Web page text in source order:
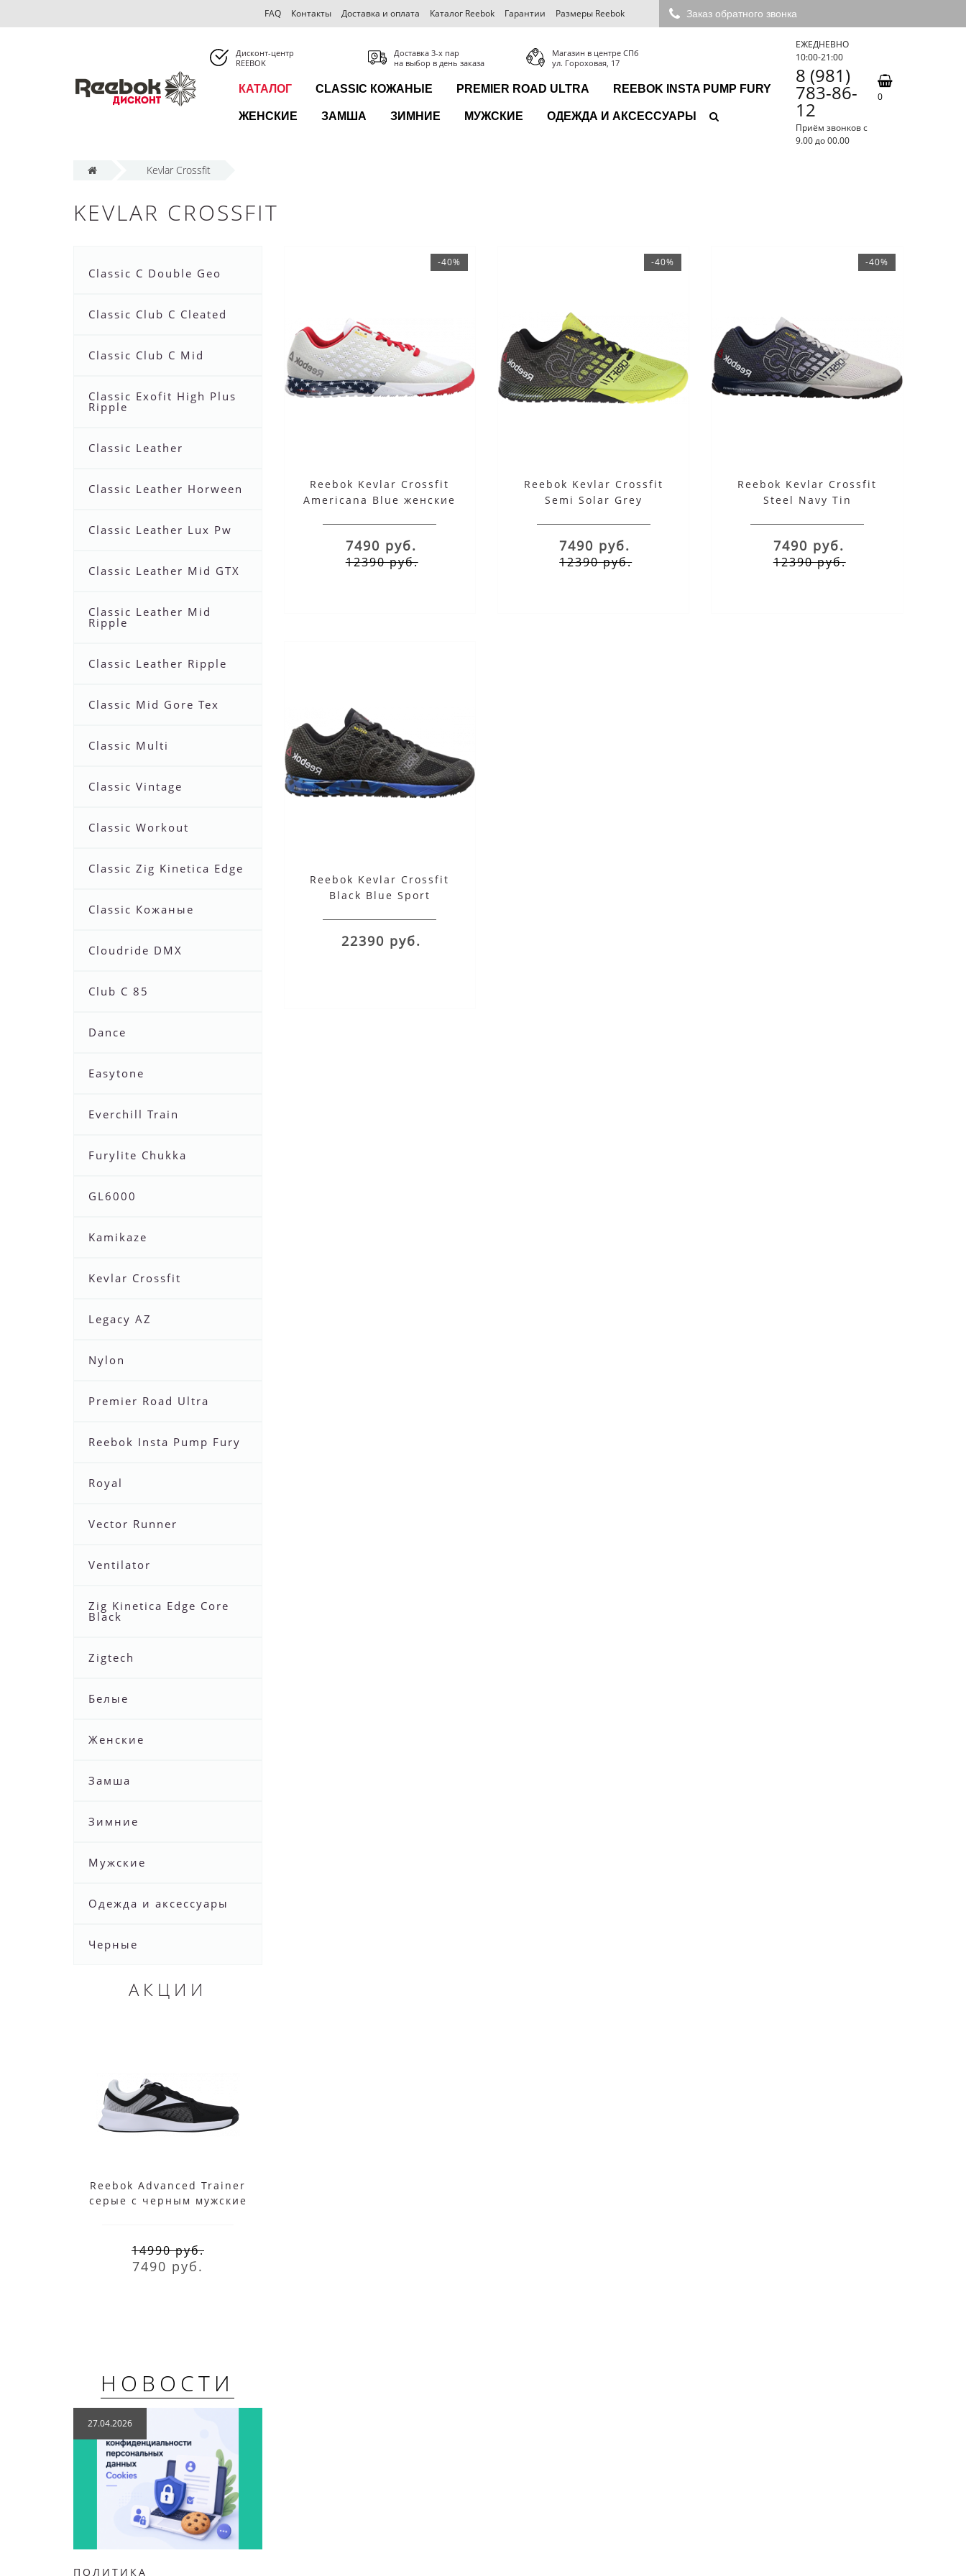
FAQ Контакты Доставка и оплата Каталог Reebok Гарантии Размеры Reebok Заказ обратного звонка
Дисконт-центр
REEBOK
Доставка 3-x пар
на выбор в день заказа
Магазин в центре СПб
ул. Гороховая, 17
КАТАЛОГ CLASSIC КОЖАНЫЕ PREMIER ROAD ULTRA REEBOK INSTA PUMP FURY
ЖЕНСКИЕ ЗАМША ЗИМНИЕ МУЖСКИЕ ОДЕЖДА И АКСЕССУАРЫ
ЕЖЕДНЕВНО
10:00-21:00
8 (981)
783-86-
12
Приём звонков с
9.00 до 00.00
0
Kevlar Crossfit
KEVLAR CROSSFIT
Classic C Double Geo
Classic Club C Cleated
Classic Club C Mid
Classic Exofit High Plus
Ripple
Classic Leather
Classic Leather Horween
Classic Leather Lux Pw
Classic Leather Mid GTX
Classic Leather Mid
Ripple
Classic Leather Ripple
Classic Mid Gore Tex
Classic Multi
Classic Vintage
Classic Workout
Classic Zig Kinetica Edge
Classic Кожаные
Cloudride DMX
Club C 85
Dance
Easytone
Everchill Train
Furylite Chukka
GL6000
Kamikaze
Kevlar Crossfit
Legacy AZ
Nylon
Premier Road Ultra
Reebok Insta Pump Fury
Royal
Vector Runner
Ventilator
Zig Kinetica Edge Core
Black
Zigtech
Белые
Женские
Замша
Зимние
Мужские
Одежда и аксессуары
Черные
АКЦИИ
Reebok Advanced Trainer
серые с черным мужские
14990 руб.
7490 руб.
НОВОСТИ
27.04.2026
ПОЛИТИКА
-40%
Reebok Kevlar Crossfit
Americana Blue женские
7490 руб.
12390 руб.
-40%
Reebok Kevlar Crossfit
Semi Solar Grey
7490 руб.
12390 руб.
-40%
Reebok Kevlar Crossfit
Steel Navy Tin
7490 руб.
12390 руб.
Reebok Kevlar Crossfit
Black Blue Sport
22390 руб.